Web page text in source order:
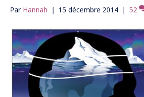
Par Hannah | 15 décembre 2014 | 52